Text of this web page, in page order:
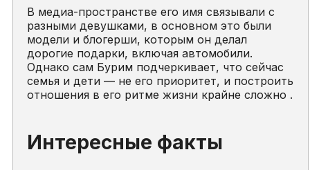
В медиа-пространстве его имя связывали с
разными девушками, в основном это были
модели и блогерши, которым он делал
дорогие подарки, включая автомобили.
Однако сам Бурим подчеркивает, что сейчас
семья и дети — не его приоритет, и построить
отношения в его ритме жизни крайне сложно .
Интересные факты